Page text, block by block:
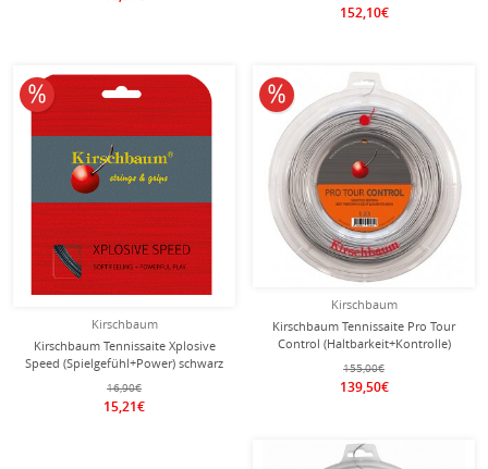
152,10€
Kirschbaum
Kirschbaum Tennissaite Xplosive
Speed (Spielgefühl+Power) schwarz
12m Set
16,90€
15,21€
10% reduziert
Kirschbaum
Kirschbaum Tennissaite Pro Tour
Control (Haltbarkeit+Kontrolle)
silber 200m Rolle
155,00€
139,50€
10% reduziert